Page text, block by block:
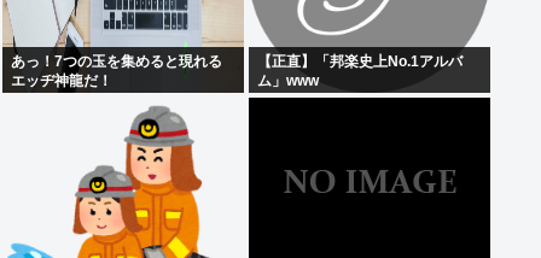
あっ！7つの玉を集めると現れる
エッヂ神龍だ！
【正直】「邦楽史上No.1アルバ
ム」www